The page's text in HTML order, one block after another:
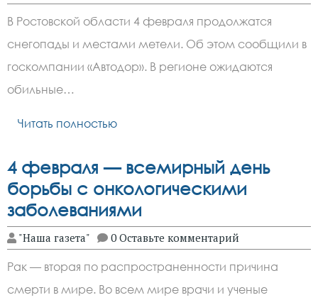
В Ростовской области 4 февраля продолжатся
снегопады и местами метели. Об этом сообщили в
госкомпании «Автодор». В регионе ожидаются
обильные…
Читать полностью
4 февраля — всемирный день
борьбы с онкологическими
заболеваниями
"Наша газета" 0 Оставьте комментарий
Рак — вторая по распространенности причина
смерти в мире. Во всем мире врачи и ученые